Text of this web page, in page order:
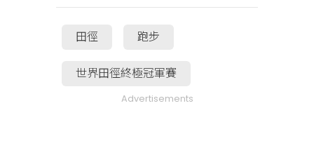
田徑 跑步
世界田徑終極冠軍賽
Advertisements